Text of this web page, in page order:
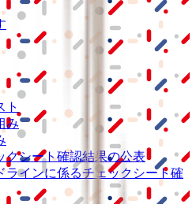
ト
み
クシート確認結果の公表
ラインに係るチェックシート確